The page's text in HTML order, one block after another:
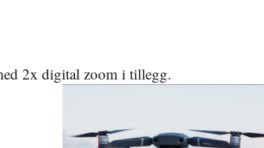
2x digital zoom i tillegg.